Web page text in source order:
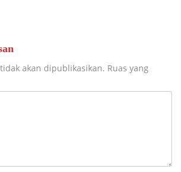
akan dipublikasikan. Ruas yang